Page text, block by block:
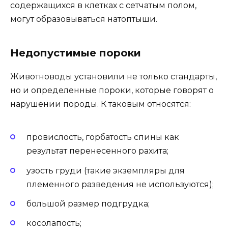
содержащихся в клетках с сетчатым полом,
могут образовываться натоптыши.
Недопустимые пороки
Животноводы установили не только стандарты,
но и определенные пороки, которые говорят о
нарушении породы. К таковым относятся:
провислость, горбатость спины как
результат перенесенного рахита;
узость груди (такие экземпляры для
племенного разведения не используются);
большой размер подгрудка;
косолапость;